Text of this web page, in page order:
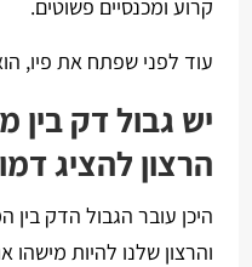
קרוע ומכנסיים פשוטים.
עוד לפני שפתח את פיו,
יש גבול דק בין
הרצון להציג
היכן עובר הגבול הדק
והרצון שלנו להיות